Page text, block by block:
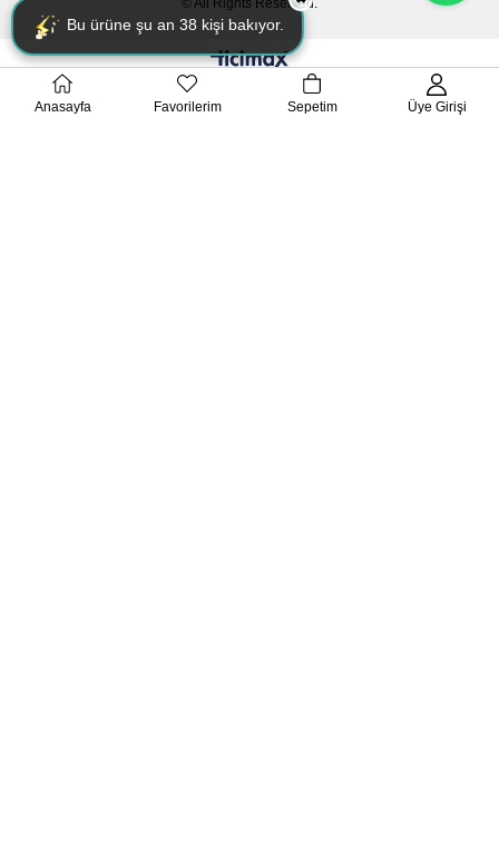
© All Rights Reserved.
Anasayfa Favorilerim Sepetim Üye Girişi
Bu ürüne şu an 38 kişi bakıyor.